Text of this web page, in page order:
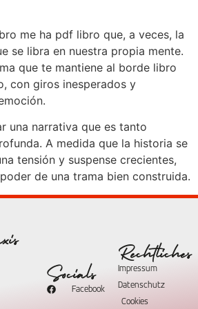
me ha pdf libro que, a veces, la
se libra en nuestra propia mente.
que te mantiene al borde libro
con giros inesperados y
una narrativa que es tanto
A medida que la historia se
tensión y suspense crecientes,
de una trama bien construida.
Socials
Facebook
Rechtliches
Impressum
Datenschutz
Cookies